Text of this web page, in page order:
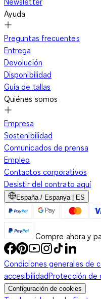
Ayuda
Preguntas frecuentes
Entrega
Devolución
Disponibilidad
Guía de tallas
Quiénes somos
Empresa
Sostenibilidad
Comunicados de prensa
Empleo
Contactos corporativos
Desistir del contrato aquí
España / Espanya | ES
Compre ahora y
Condiciones generales de
accesibilidadProtección de
Configuración de cookies